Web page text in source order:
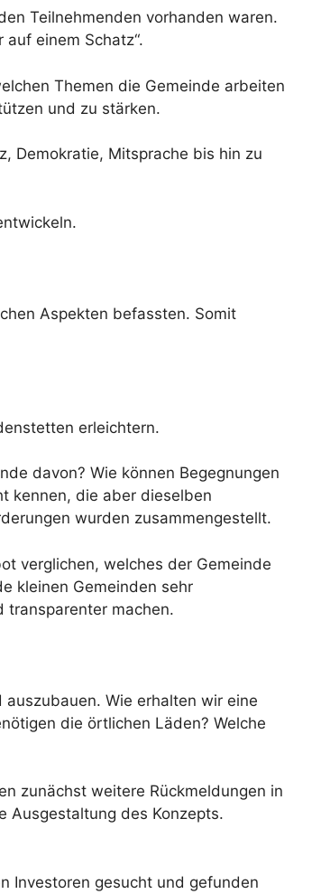
Teilnehmenden vorhanden waren.
einem Schatz“.
Themen die Gemeinde arbeiten
und zu stärken.
Demokratie, Mitsprache bis hin zu
Aspekten befassten. Somit
erleichtern.
davon? Wie können Begegnungen
kennen, die aber dieselben
wurden zusammengestellt.
verglichen, welches der Gemeinde
kleinen Gemeinden sehr
transparenter machen.
Wie erhalten wir eine
die örtlichen Läden? Welche
zunächst weitere Rückmeldungen in
Ausgestaltung des Konzepts.
Investoren gesucht und gefunden